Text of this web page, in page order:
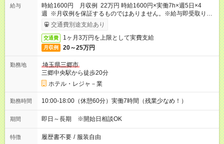
給与
時給1600円 月収例 22万円 時給1600円×実働7h×週5日×4
週 ※月収例を保証するものではありません。※給与即受取りサ
ービス利用可（利用条件有）
交通費別途支給あり
交通費 1ヶ月3万円を上限として実費支給
月収例 20～25万円
勤務地
埼玉県三郷市
三郷中央駅から徒歩20分
ホテル・レジャ－業
勤務時間 10:00-18:00（休憩60分）実働7時間（残業少なめ！）
期間 即日～長期 ※開始日相談OK
特徴 履歴書不要 / 服装自由